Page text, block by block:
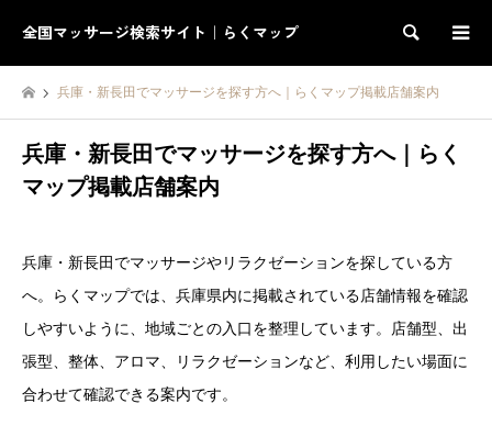
全国マッサージ検索サイト｜らくマップ 検索
兵庫・新長田でマッサージを探す方へ｜らくマップ掲載店舗案内
兵庫・新長田でマッサージを探す方へ｜らく
マップ掲載店舗案内
兵庫・新長田でマッサージやリラクゼーションを探している方
へ。らくマップでは、兵庫県内に掲載されている店舗情報を確認
しやすいように、地域ごとの入口を整理しています。店舗型、出
張型、整体、アロマ、リラクゼーションなど、利用したい場面に
合わせて確認できる案内です。